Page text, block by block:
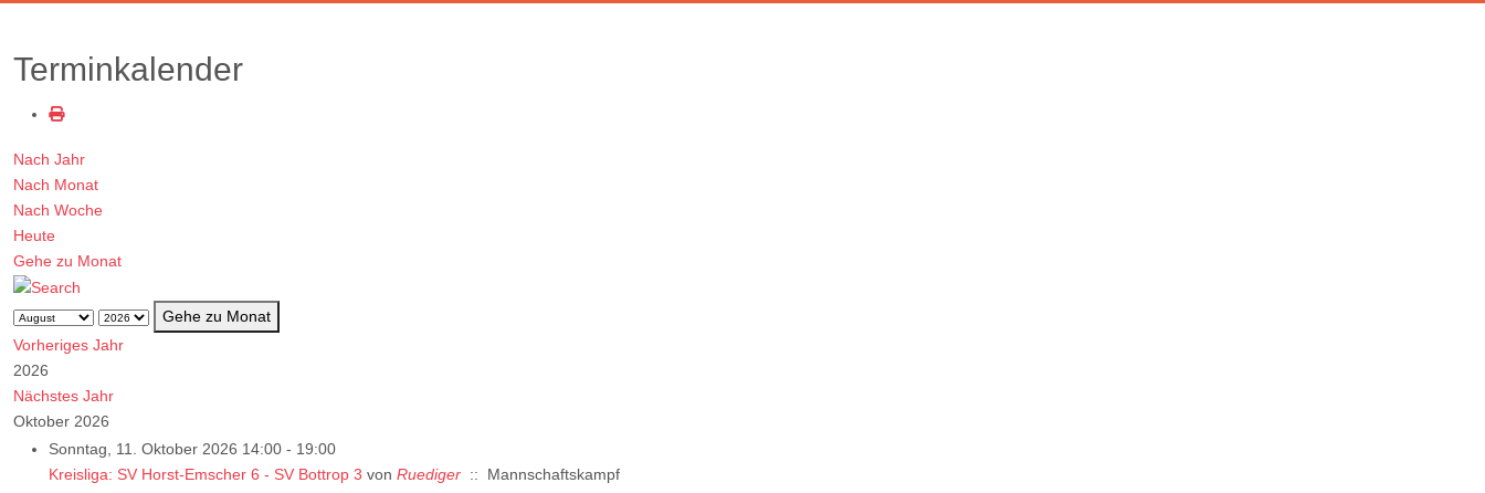
Terminkalender
Nach Jahr
Nach Monat
Nach Woche
Heute
Gehe zu Monat
Gehe zu Monat
Vorheriges Jahr
2026
Nächstes Jahr
Oktober 2026
Sonntag, 11. Oktober 2026 14:00 - 19:00
Kreisliga: SV Horst-Emscher 6 - SV Bottrop 3 von Ruediger :: Mannschaftskampf